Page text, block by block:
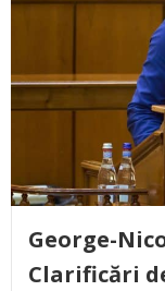
George-
Clarificări